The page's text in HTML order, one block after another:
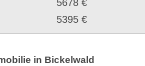
5678 €
5395 €
in Bickelwald